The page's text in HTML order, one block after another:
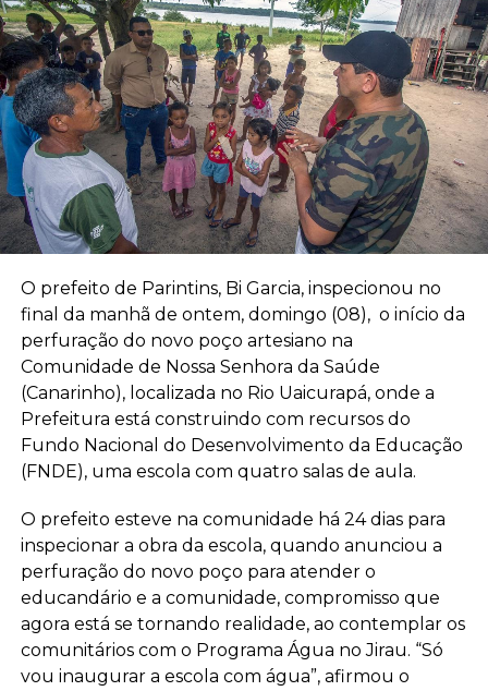
O prefeito de Parintins, Bi Garcia, inspecionou no
final da manhã de ontem, domingo (08), o início da
perfuração do novo poço artesiano na
Comunidade de Nossa Senhora da Saúde
(Canarinho), localizada no Rio Uaicurapá, onde a
Prefeitura está construindo com recursos do
Fundo Nacional do Desenvolvimento da Educação
(FNDE), uma escola com quatro salas de aula.
O prefeito esteve na comunidade há 24 dias para
inspecionar a obra da escola, quando anunciou a
perfuração do novo poço para atender o
educandário e a comunidade, compromisso que
agora está se tornando realidade, ao contemplar os
comunitários com o Programa Água no Jirau. “Só
vou inaugurar a escola com água”, afirmou o